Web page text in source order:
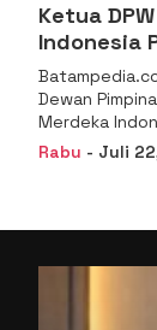
Ketua
Indonesia
sebagai
Nasional
Dewan
Merdeka
Wijaya, S.E.,
Rabu - Juli